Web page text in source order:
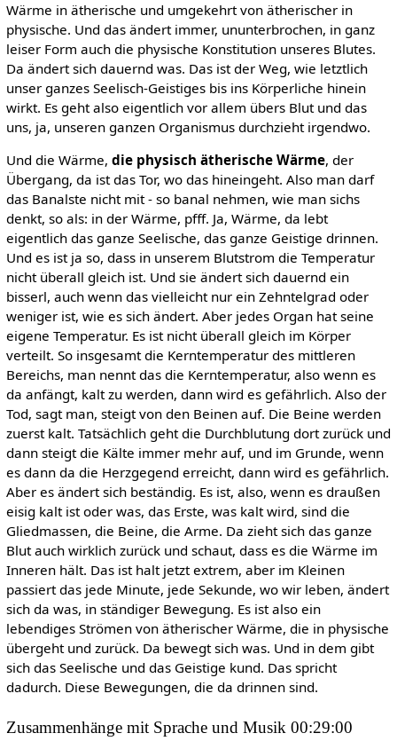
Wärme in ätherische und umgekehrt von ätherischer in
physische. Und das ändert immer, ununterbrochen, in ganz
leiser Form auch die physische Konstitution unseres Blutes.
Da ändert sich dauernd was. Das ist der Weg, wie letztlich
unser ganzes Seelisch-Geistiges bis ins Körperliche hinein
wirkt. Es geht also eigentlich vor allem übers Blut und das
uns, ja, unseren ganzen Organismus durchzieht irgendwo.
Und die Wärme, die physisch ätherische Wärme, der
Übergang, da ist das Tor, wo das hineingeht. Also man darf
das Banalste nicht mit - so banal nehmen, wie man sichs
denkt, so als: in der Wärme, pfff. Ja, Wärme, da lebt
eigentlich das ganze Seelische, das ganze Geistige drinnen.
Und es ist ja so, dass in unserem Blutstrom die Temperatur
nicht überall gleich ist. Und sie ändert sich dauernd ein
bisserl, auch wenn das vielleicht nur ein Zehntelgrad oder
weniger ist, wie es sich ändert. Aber jedes Organ hat seine
eigene Temperatur. Es ist nicht überall gleich im Körper
verteilt. So insgesamt die Kerntemperatur des mittleren
Bereichs, man nennt das die Kerntemperatur, also wenn es
da anfängt, kalt zu werden, dann wird es gefährlich. Also der
Tod, sagt man, steigt von den Beinen auf. Die Beine werden
zuerst kalt. Tatsächlich geht die Durchblutung dort zurück und
dann steigt die Kälte immer mehr auf, und im Grunde, wenn
es dann da die Herzgegend erreicht, dann wird es gefährlich.
Aber es ändert sich beständig. Es ist, also, wenn es draußen
eisig kalt ist oder was, das Erste, was kalt wird, sind die
Gliedmassen, die Beine, die Arme. Da zieht sich das ganze
Blut auch wirklich zurück und schaut, dass es die Wärme im
Inneren hält. Das ist halt jetzt extrem, aber im Kleinen
passiert das jede Minute, jede Sekunde, wo wir leben, ändert
sich da was, in ständiger Bewegung. Es ist also ein
lebendiges Strömen von ätherischer Wärme, die in physische
übergeht und zurück. Da bewegt sich was. Und in dem gibt
sich das Seelische und das Geistige kund. Das spricht
dadurch. Diese Bewegungen, die da drinnen sind.
Zusammenhänge mit Sprache und Musik 00:29:00